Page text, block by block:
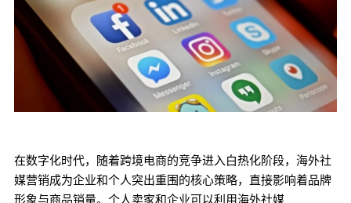
在数字化时代，随着跨境电商的竞争进入白热化阶段，海外社
媒营销成为企业和个人突出重围的核心策略，直接影响着品牌